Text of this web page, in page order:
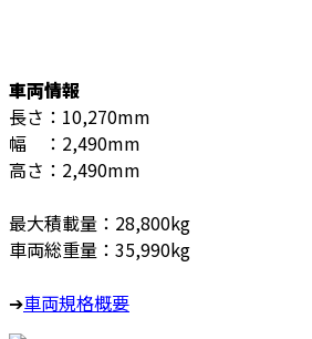
車両情報
長さ：10,270mm
幅 ：2,490mm
高さ：2,490mm
最大積載量：28,800kg
車両総重量：35,990kg
➔車両規格概要